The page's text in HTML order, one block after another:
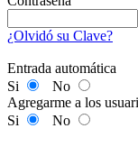
¿Olvidó su Clave?
Entrada automática
Si
No
Agregarme a los
Si
No